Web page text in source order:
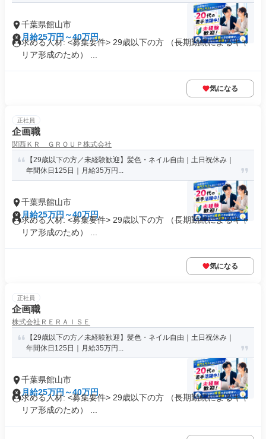
千葉県館山市
月給25万円～40万円
求める人材: <募集要件> 29歳以下の方 （長期勤続によるキャ
リア形成のため） ...
気になる
正社員
企画職
関西ＫＲ ＧＲＯＵＰ株式会社
【29歳以下の方／未経験歓迎】髪色・ネイル自由｜土日祝休み｜
年間休日125日｜月給35万円...
千葉県館山市
月給25万円～40万円
求める人材: <募集要件> 29歳以下の方 （長期勤続によるキャ
リア形成のため） ...
気になる
正社員
企画職
株式会社ＲＥＲＡＩＳＥ
【29歳以下の方／未経験歓迎】髪色・ネイル自由｜土日祝休み｜
年間休日125日｜月給35万円...
千葉県館山市
月給25万円～40万円
求める人材: <募集要件> 29歳以下の方 （長期勤続によるキャ
リア形成のため） ...